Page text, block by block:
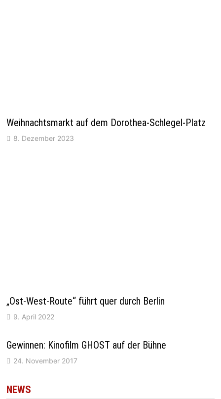
Weihnachtsmarkt auf dem Dorothea-Schlegel-Platz
8. Dezember 2023
„Ost-West-Route“ führt quer durch Berlin
9. April 2022
Gewinnen: Kinofilm GHOST auf der Bühne
24. November 2017
NEWS